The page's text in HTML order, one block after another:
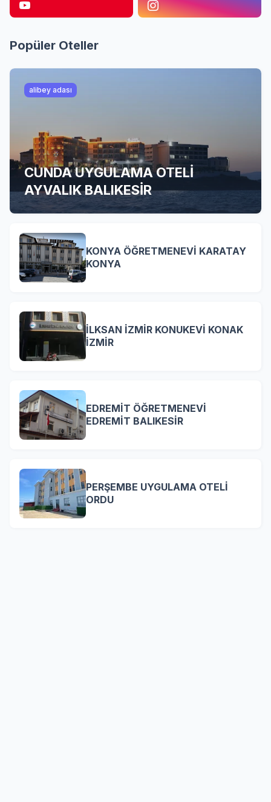
Popüler Oteller
alibey adası
CUNDA UYGULAMA OTELİ
AYVALIK BALIKESİR
KONYA ÖĞRETMENEVİ KARATAY
KONYA
İLKSAN İZMİR KONUKEVİ KONAK
İZMİR
EDREMİT ÖĞRETMENEVİ
EDREMİT BALIKESİR
PERŞEMBE UYGULAMA OTELİ
ORDU